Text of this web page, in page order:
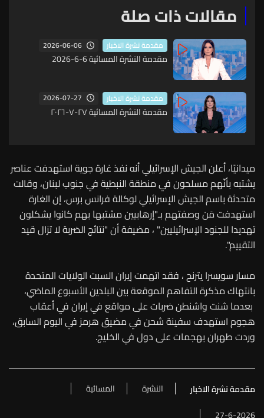
مقالات ذات صلة
مقدمة نشرة الاخبار 2026-06-06
مقدمة النشرة المسائية 6-6-2026
مقدمة نشرة الاخبار 2026-07-27
مقدمة النشرة المسائية ٢٧-٧-٢٠٢٦
ميدانيًا، أعلن الجيش الإسرائيلي أنه نفذ غارة جوية استهدفت عناصر
يشتبه بأنّهم مسلحون في منطقة النبطية في جنوب لبنان، وقالت
متحدثة باسم الجيش الإسرائيلي لوكالة فرانس برس، إن الغارة
استهدفت مَن وصفتهم بـ"إرهابيين مشتبها بهم كانوا يشكلون
تهديدا للجنود الإسرائيليين" ، مضيفة أن "نتائج الضربة لا تزال قيد
التقييم".
مسار سويسرا يترنح ، فقد اتهمت إيران السبت الولايات المتحدة
بانتهاك مذكرة التفاهم الموقعة بين البلدين الأسبوع الماضي،
بعدما شنت واشنطن ضربات على مواقع في إيران في أعقاب
هجوم استهدف سفينة شحن في مضيق هرمز في اليوم السابق،
وردت طهران بهجمات على دول في الخليج.
مقدمة نشرة الاخبار النشرة
المسائية
27-6-2026